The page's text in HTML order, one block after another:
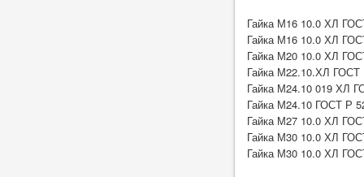
Гайка М16 10.0 ХЛ
Гайка М16 10.0 ХЛ
Гайка М20 10.0 ХЛ
Гайка М22.10.ХЛ ГОСТ
Гайка М24.10 019 ХЛ
Гайка М24.10 ГОСТ Р
Гайка М27 10.0 ХЛ
Гайка М30 10.0 ХЛ
Гайка М30 10.0 ХЛ